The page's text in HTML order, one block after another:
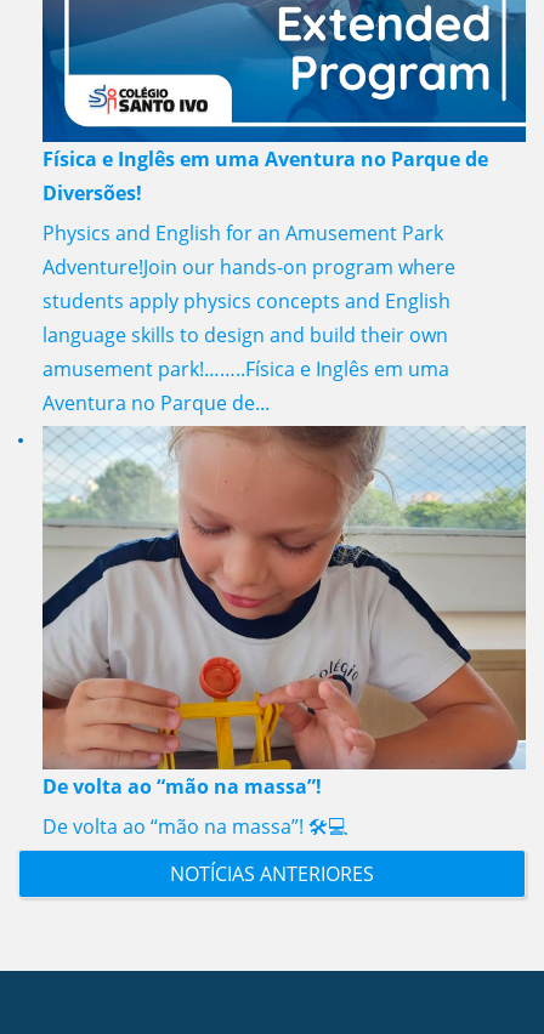
Física e Inglês em uma Aventura no Parque de
Diversões!
Physics and English for an Amusement Park
Adventure!Join our hands-on program where
students apply physics concepts and English
language skills to design and build their own
amusement park!……..Física e Inglês em uma
Aventura no Parque de...
De volta ao “mão na massa”!
De volta ao “mão na massa”! 🛠️💻
NOTÍCIAS ANTERIORES